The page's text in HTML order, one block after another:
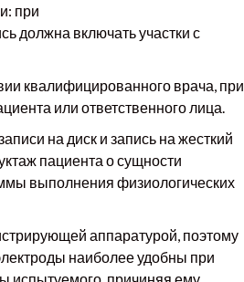
при
должна включать участки с
квалифицированного врача, при
или ответственного лица.
на диск и запись на жесткий
пациента о сущности
выполнения физиологических
аппаратурой, поэтому
наиболее удобны при